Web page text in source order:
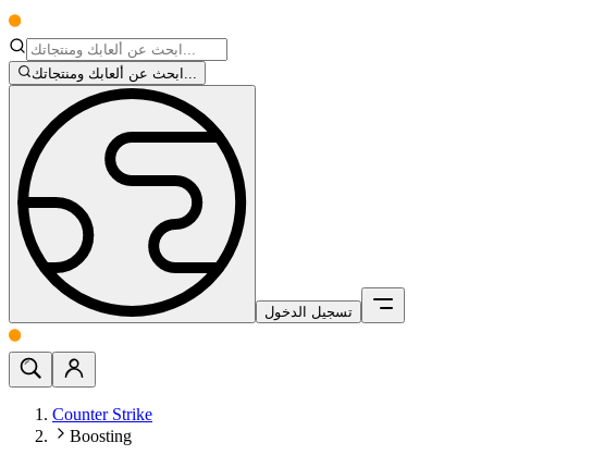
ابحث عن ألعابك ومنتجاتك...
تسجيل الدخول
Counter Strike
Boosting